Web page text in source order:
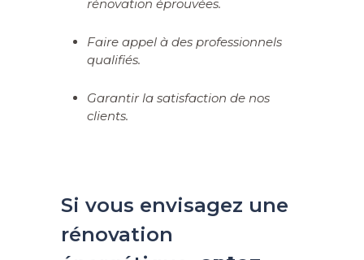
rénovation éprouvées.
Faire appel à des professionnels
qualifiés.
Garantir la satisfaction de nos
clients.
Si vous envisagez une
rénovation